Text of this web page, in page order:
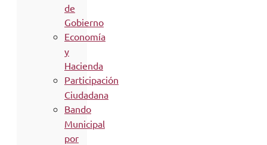
de
Gobierno
Economía
y
Hacienda
Participación
Ciudadana
Bando
Municipal
por